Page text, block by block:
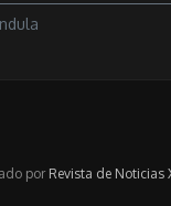
porRevista de Noticias